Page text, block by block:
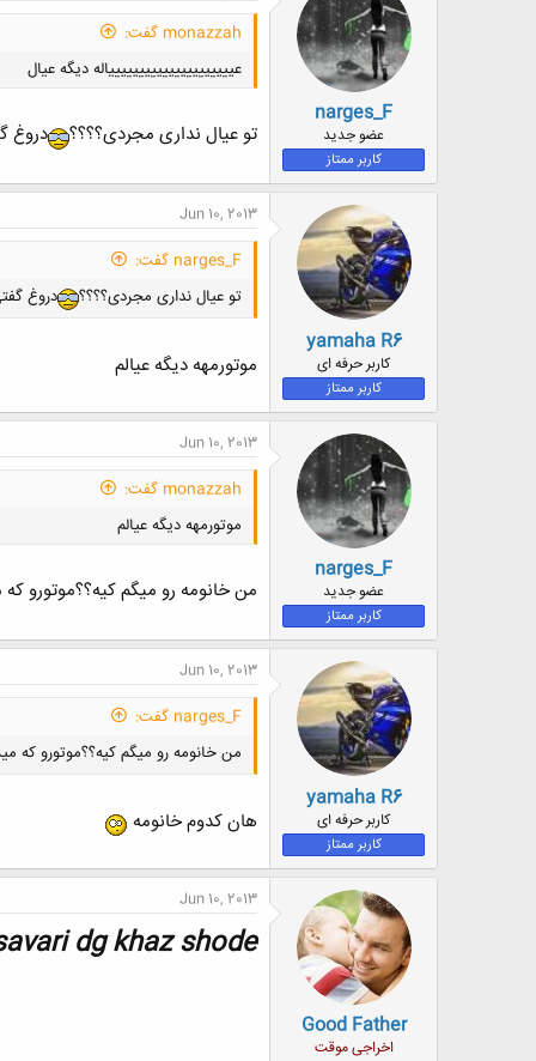
narges_F
عضو جدید
کاربر ممتاز
monazzah گفت:
عیییییییییییییییییییییاله دیگه عیال
تو عیال نداری مجردی؟؟؟؟ دروغ
yamaha R6
کاربر حرفه ای
کاربر ممتاز
Jun 10, 2013
narges_F گفت:
تو عیال نداری مجردی؟؟؟؟
دروغ
موتورمهه دیگه عیالم
narges_F
عضو جدید
کاربر ممتاز
Jun 10, 2013
monazzah گفت:
موتورمهه دیگه عیالم
من خانومه رو میگم کیه؟؟موتورو
yamaha R6
کاربر حرفه ای
کاربر ممتاز
Jun 10, 2013
narges_F گفت:
من خانومه رو میگم کیه؟؟موتورو که
هان کدوم خانومه
Good Father
اخراجی موقت
Jun 10, 2013
dg khaz shode ...